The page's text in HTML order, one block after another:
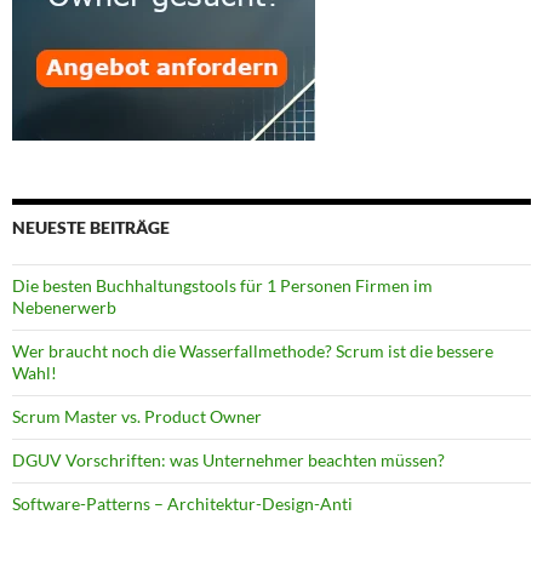
NEUESTE BEITRÄGE
Die besten Buchhaltungstools für 1 Personen Firmen im
Nebenerwerb
Wer braucht noch die Wasserfallmethode? Scrum ist die bessere
Wahl!
Scrum Master vs. Product Owner
DGUV Vorschriften: was Unternehmer beachten müssen?
Software-Patterns – Architektur-Design-Anti